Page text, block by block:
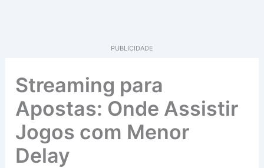
PUBLICIDADE
Streaming para
Apostas: Onde Assistir
Jogos com Menor
Delay